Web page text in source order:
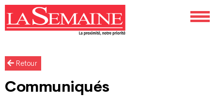
Retour
Communiqués